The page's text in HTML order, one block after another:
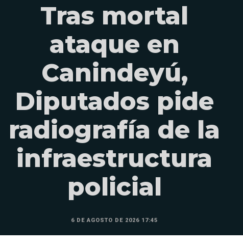
Tras mortal
ataque en
Canindeyú,
Diputados pide
radiografía de la
infraestructura
policial
6 DE AGOSTO DE 2026 17:45